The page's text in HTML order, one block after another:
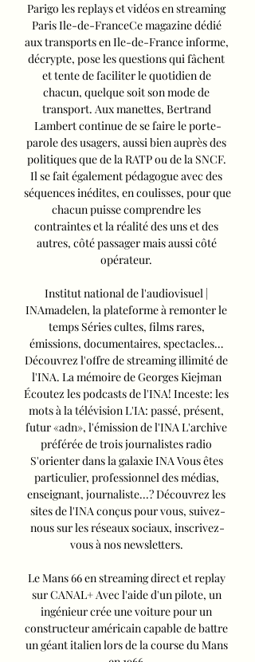
Parigo les replays et vidéos en streaming
Paris Ile-de-FranceCe magazine dédié
aux transports en Ile-de-France informe,
décrypte, pose les questions qui fâchent
et tente de faciliter le quotidien de
chacun, quelque soit son mode de
transport. Aux manettes, Bertrand
Lambert continue de se faire le porte-
parole des usagers, aussi bien auprès des
politiques que de la RATP ou de la SNCF.
Il se fait également pédagogue avec des
séquences inédites, en coulisses, pour que
chacun puisse comprendre les
contraintes et la réalité des uns et des
autres, côté passager mais aussi côté
opérateur.
Institut national de l'audiovisuel |
INAmadelen, la plateforme à remonter le
temps Séries cultes, films rares,
émissions, documentaires, spectacles…
Découvrez l'offre de streaming illimité de
l'INA. La mémoire de Georges Kiejman
Écoutez les podcasts de l'INA! Inceste: les
mots à la télévision L'IA: passé, présent,
futur «adn», l'émission de l'INA L'archive
préférée de trois journalistes radio
S'orienter dans la galaxie INA Vous êtes
particulier, professionnel des médias,
enseignant, journaliste...? Découvrez les
sites de l'INA conçus pour vous, suivez-
nous sur les réseaux sociaux, inscrivez-
vous à nos newsletters.
Le Mans 66 en streaming direct et replay
sur CANAL+ Avec l'aide d'un pilote, un
ingénieur crée une voiture pour un
constructeur américain capable de battre
un géant italien lors de la course du Mans